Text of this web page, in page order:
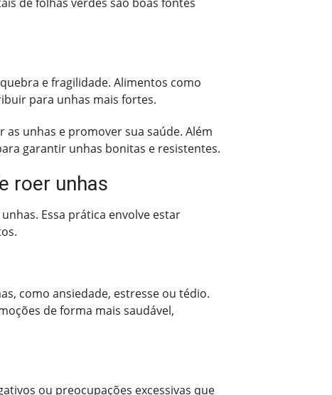
e fragilidade. Alimentos como
para unhas mais fortes.
unhas e promover sua saúde. Além
garantir unhas bonitas e resistentes.
roer unhas
Essa prática envolve estar
como ansiedade, estresse ou tédio.
de forma mais saudável,
ou preocupações excessivas que